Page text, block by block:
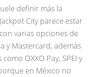
definir más la
City parece estar
varias opciones de
y Mastercard, además
OXXO Pay, SPEI y
en México no